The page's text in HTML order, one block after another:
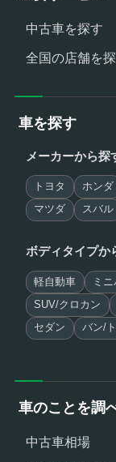
中古車を探す
全国の店舗を
車を探す
メーカーから探
トヨタ ホンダ
マツダ スバル
ボディタイプか
軽自動車 ミ
SUV/クロカン
セダン バン/
車のことを調
中古車相場